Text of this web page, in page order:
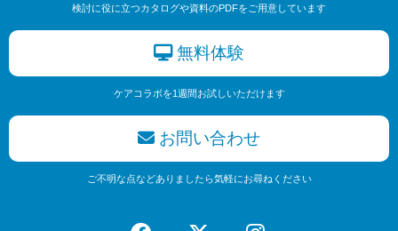
検討に役に立つカタログや資料のPDFをご用意しています
無料体験
ケアコラボを1週間お試しいただけます
お問い合わせ
ご不明な点などありましたら気軽にお尋ねください